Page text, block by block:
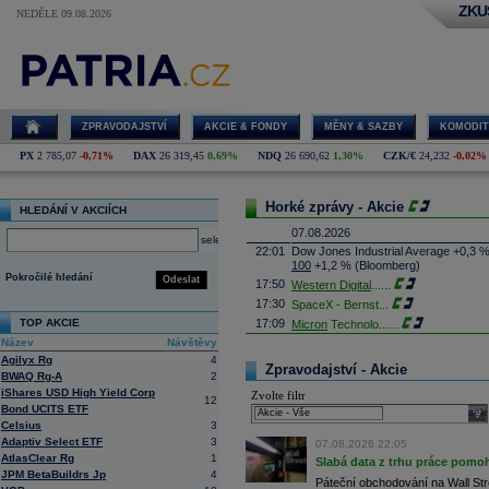
NEDĚLE 09.08.2026
ZPRAVODAJSTVÍ AKCIE & FONDY MĚNY & SAZBY
PX 2 785,07 -0,71% DAX 26 319,45 0,69% NDQ 26 690,62 1,30% CZK/€ 24,232 -0,02%
HLEDÁNÍ V AKCIÍCH
select
Odeslat
Pokročilé hledání
TOP AKCIE
Název
Návštěvy
Agilyx Rg
4
BWAQ Rg-A
2
iShares USD High Yield Corp
Bond UCITS ETF
12
Celsius
3
Adaptiv Select ETF
3
AtlasClear Rg
1
JPM BetaBuildrs Jp
4
Horké zprávy - Akcie
07.08.2026
22:01
Dow Jones Industrial Average +0,3
100 +1,2 % (Bloomberg)
17:50 Western Digital
17:30 SpaceX - Bernst
17:09 Micron Technolo
16:26
Objem obchodů s akciemi na
obchodů za poslední rok je 0,665
16:23 Zvýšení výroby balistických střel
nějakou dobu potrvá. Agentuře
Armin Papperger. Společná výroba
doplnit arzenál Spojeným státům,
(ČTK)
16:07 Conocophillips
Zpravodajství - Akcie
Zvolte filtr
07.08.2026 22:05
Slabá data z trhu práce
Páteční obchodování na Wall